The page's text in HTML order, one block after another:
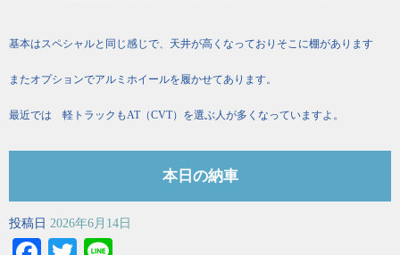
基本はスペシャルと同じ感じで、天井が高くなっておりそこに棚があります
またオプションでアルミホイールを履かせてあります。
最近では 軽トラックもAT（CVT）を選ぶ人が多くなっていますよ。
本日の納車
投稿日 2026年6月14日